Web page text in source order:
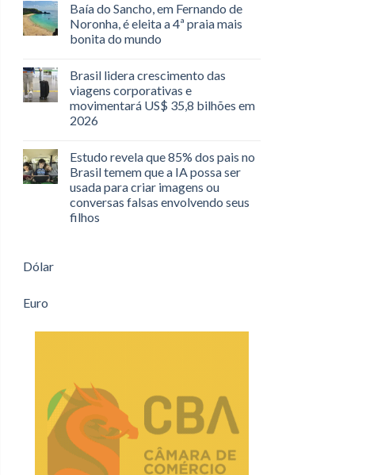
Baía do Sancho, em Fernando de
Noronha, é eleita a 4ª praia mais
bonita do mundo
Brasil lidera crescimento das
viagens corporativas e
movimentará US$ 35,8 bilhões em
2026
Estudo revela que 85% dos pais no
Brasil temem que a IA possa ser
usada para criar imagens ou
conversas falsas envolvendo seus
filhos
Dólar
Euro